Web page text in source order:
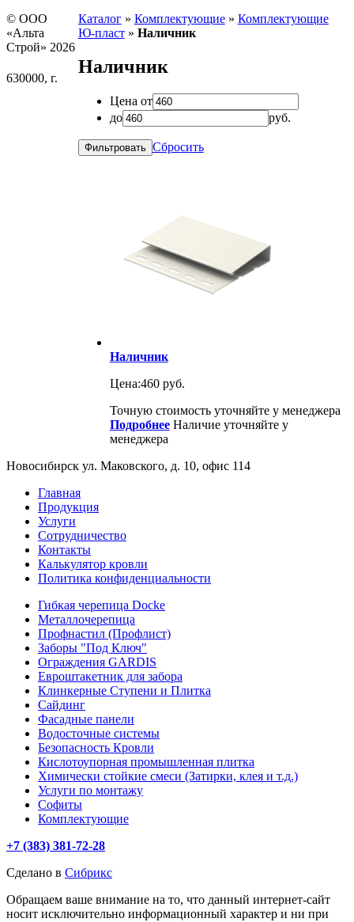
Каталог» Комплектующие» Комплектующие
Ю-пласт» Наличник
Наличник
Цена от
до
руб.
Сбросить
Наличник
Цена:460 руб.
Точную стоимость уточняйте у менеджера
Подробнее Наличие уточняйте у
менеджера
© ООО
«Альта
Строй» 2026
630000, г.
Новосибирск ул. Маковского, д. 10, офис 114
Главная
Продукция
Услуги
Сотрудничество
Контакты
Калькулятор кровли
Политика конфиденциальности
Гибкая черепица Docke
Металлочерепица
Профнастил (Профлист)
Заборы "Под Ключ"
Ограждения GARDIS
Евроштакетник для забора
Клинкерные Ступени и Плитка
Сайдинг
Фасадные панели
Водосточные системы
Безопасность Кровли
Кислотоупорная промышленная плитка
Химически стойкие смеси (Затирки, клея и т.д.)
Услуги по монтажу
Софиты
Комплектующие
+7 (383) 381-72-28
Сделано в Сибрикс
Обращаем ваше внимание на то, что данный интернет-сайт
носит исключительно информационный характер и ни при